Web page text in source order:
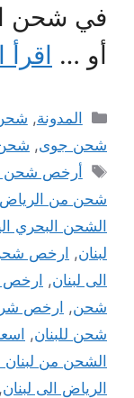
في شحن
أو … اقرأ
التصنيفات
المدونة, شحن
شحن جوى,
الوسوم
أرخص شحن
شحن من الرياض
الشحن البحري
لبنان, ارخص شحن
الى لبنان, ارخص
شحن, ارخص
شحن للبنان,
الشحن من لبنان
الرياض الى لبنان,